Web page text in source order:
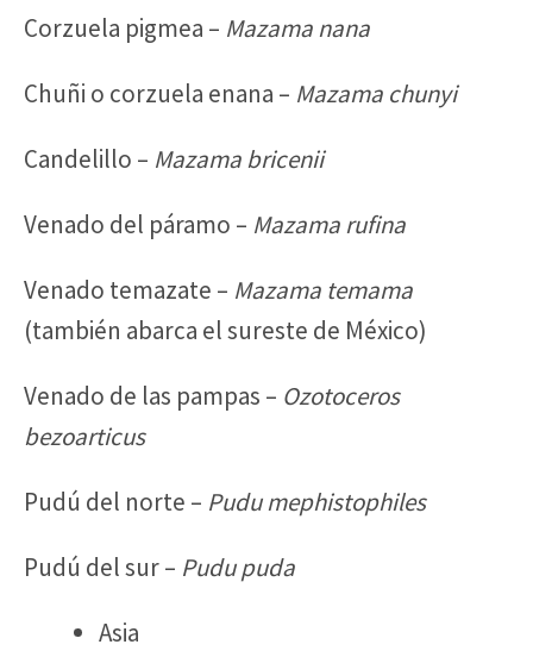
Corzuela pigmea – Mazama nana
Chuñi o corzuela enana – Mazama chunyi
Candelillo – Mazama bricenii
Venado del páramo – Mazama rufina
Venado temazate – Mazama temama
(también abarca el sureste de México)
Venado de las pampas – Ozotoceros
bezoarticus
Pudú del norte – Pudu mephistophiles
Pudú del sur – Pudu puda
Asia